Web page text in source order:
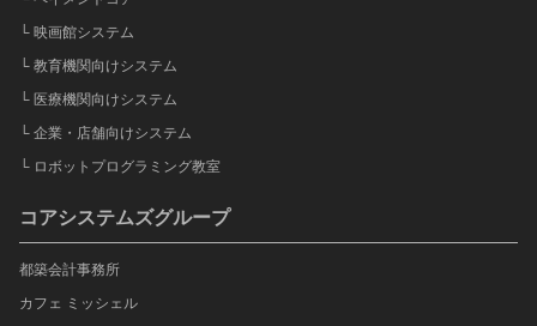
└ 映画館システム
└ 教育機関向けシステム
└ 医療機関向けシステム
└ 企業・店舗向けシステム
└ ロボットプログラミング教室
コアシステムズグループ
都築会計事務所
カフェ ミッシェル